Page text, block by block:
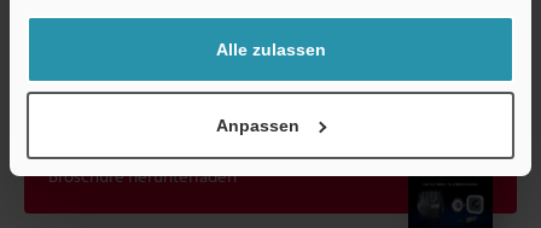
haben.
Alle zulassen
Anpassen
Broschüre herunterladen